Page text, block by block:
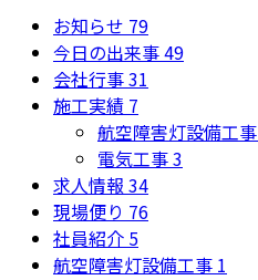
お知らせ 79
今日の出来事49
会社行事31
施工実績 7
航空障害灯設備工事
電気工事3
求人情報 34
現場便り 76
社員紹介 5
航空障害灯設備工事 1